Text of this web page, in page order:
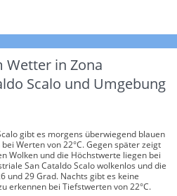
Wetter in Zona
Scalo und Umgebung
gibt es morgens überwiegend blauen
Werten von 22°C. Gegen später zeigt
Wolken und die Höchstwerte liegen bei
San Cataldo Scalo wolkenlos und die
und 29 Grad. Nachts gibt es keine
erkennen bei Tiefstwerten von 22°C.